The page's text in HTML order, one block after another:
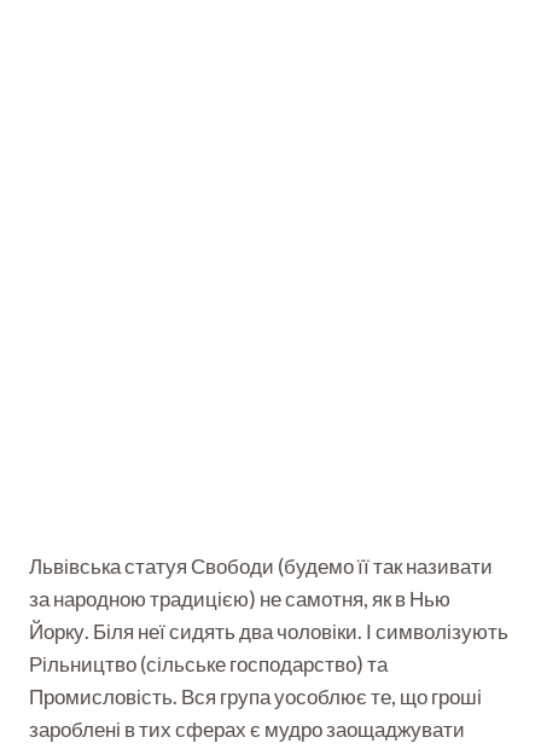
Львівська статуя Свободи (будемо її так називати
за народною традицією) не самотня, як в Нью
Йорку. Біля неї сидять два чоловіки. І символізують
Рільництво (сільське господарство) та
Промисловість. Вся група уособлює те, що гроші
зароблені в тих сферах є мудро заощаджувати